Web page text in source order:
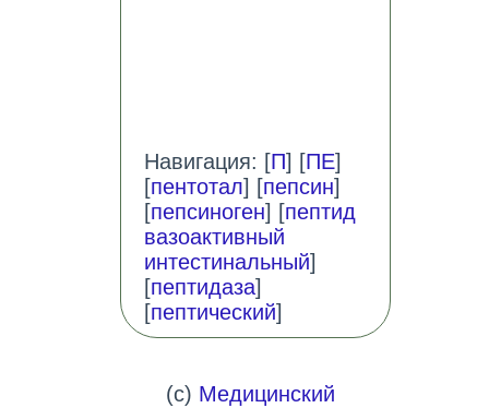
Навигация: [П] [ПЕ]
[пентотал] [пепсин]
[пепсиноген] [пептид
вазоактивный
интестинальный]
[пептидаза]
[пептический]
(c) Медицинский